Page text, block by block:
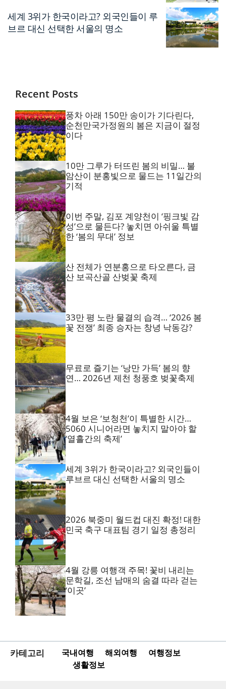
세계 3위가 한국이라고? 외국인들이 루
브르 대신 선택한 서울의 명소
Recent Posts
풍차 아래 150만 송이가 기다린다,
순천만국가정원의 봄은 지금이 절정
이다
10만 그루가 터뜨린 봄의 비밀… 불
암산이 분홍빛으로 물드는 11일간의
기적
이번 주말, 김포 계양천이 ‘핑크빛 감
성’으로 물든다? 놓치면 아쉬울 특별
한 ‘봄의 무대’ 정보
산 전체가 연분홍으로 타오른다, 금
산 보곡산골 산벚꽃 축제
33만 평 노란 물결의 습격… ‘2026 봄
꽃 전쟁’ 최종 승자는 창녕 낙동강?
무료로 즐기는 ‘낭만 가득’ 봄의 향
연… 2026년 제천 청풍호 벚꽃축제
4월 보은 ‘보청천’이 특별한 시간…
5060 시니어라면 놓치지 말아야 할
‘열흘간의 축제’
세계 3위가 한국이라고? 외국인들이
루브르 대신 선택한 서울의 명소
2026 북중미 월드컵 대진 확정! 대한
민국 축구 대표팀 경기 일정 총정리
4월 강릉 여행객 주목! 꽃비 내리는
문학길, 조선 남매의 숨결 따라 걷는
‘이곳’
카테고리 국내여행 해외여행
여행정보
생활정보